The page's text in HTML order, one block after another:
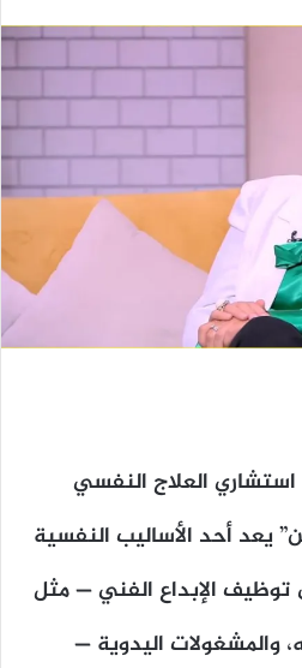
استشاري العلاج النفسي
يعد أحد الأساليب النفسية
توظيف الإبداع الفني — مثل
والمشغولات اليدوية —